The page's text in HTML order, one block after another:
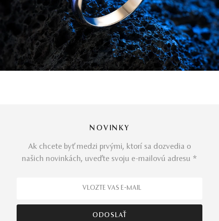
NOVINKY
Ak chcete byť medzi prvými, ktorí sa dozvedia o
našich novinkách, uveďte svoju e-mailovú adresu *